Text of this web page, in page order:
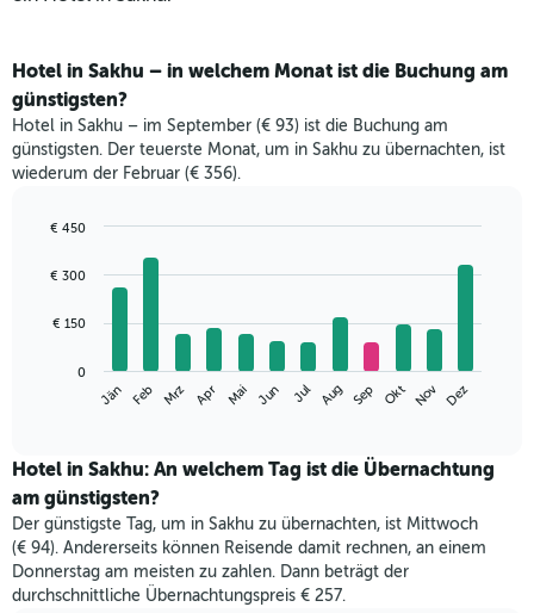
Hotel in Sakhu – in welchem Monat ist die Buchung am
günstigsten?
Hotel in Sakhu – im September (€ 93) ist die Buchung am
günstigsten. Der teuerste Monat, um in Sakhu zu übernachten, ist
wiederum der Februar (€ 356).
chart
bars.
folgende
den
durchschnittlichen
Zimmerpreis
im
jeweiligen
Monat
an.
graphic.
Jän Feb Mrz Apr Mai Jun Jul Aug Sep Okt Nov Dez
0
€ 150
€ 300
€ 450
Hotel in Sakhu: An welchem Tag ist die Übernachtung
am günstigsten?
Der günstigste Tag, um in Sakhu zu übernachten, ist Mittwoch
(€ 94). Andererseits können Reisende damit rechnen, an einem
Donnerstag am meisten zu zahlen. Dann beträgt der
durchschnittliche Übernachtungspreis € 257.